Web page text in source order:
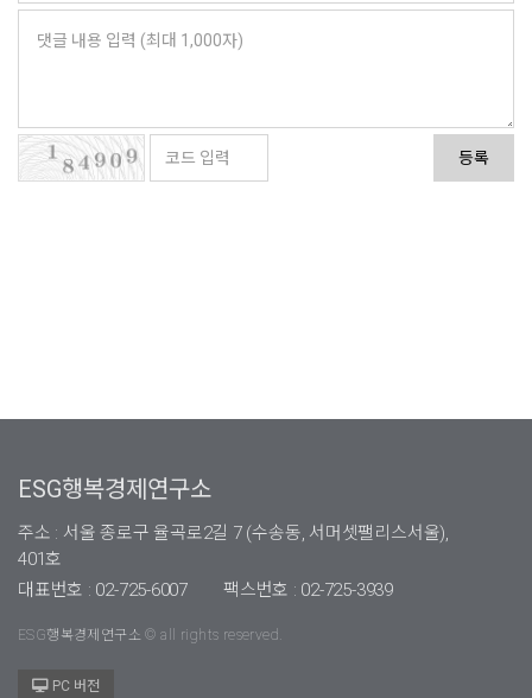
등록
ESG행복경제연구소
주소 : 서울 종로구 율곡로2길 7 (수송동, 서머셋팰리스서울),
401호
대표번호 : 02-725-6007
팩스번호 : 02-725-3939
ESG행복경제연구소 © all rights reserved.
PC 버전